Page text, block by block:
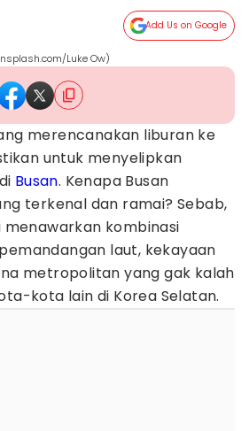
Add Us on Google
Luke Ow)
merencanakan liburan ke
untuk menyelipkan
Busan. Kenapa Busan
terkenal dan ramai? Sebab,
kombinasi
laut, kekayaan
metropolitan yang gak kalah
kota lain di Korea Selatan.